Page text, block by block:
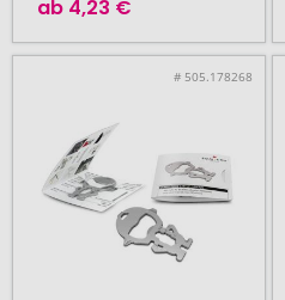
ab 4,23 €
# 505.178268